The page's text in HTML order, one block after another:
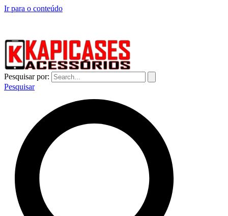
Ir para o conteúdo
Pesquisar por:
Pesquisar